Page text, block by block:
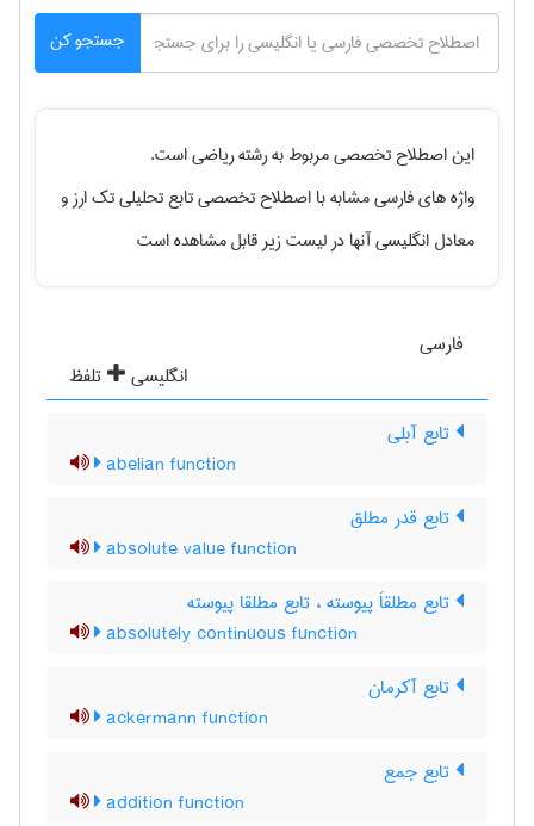
جستجو کن
این اصطلاح تخصصی مربوط به رشتهرياضیاست.
واژه های فارسی مشابه با اصطلاح تخصصیتابع تحلیلی تک ارزو
معادل انگلیسی آنها در لیست زیر قابل مشاهده است
فارسی
انگلیسی
تلفظ
تابع آبلی
abelian function
تابع قدر مطلق
absolute value function
تابع مطلقاَ پیوسته ، تابع مطلقا پیوسته
absolutely continuous function
تابع آکرمان
ackermann function
تابع جمع
addition function